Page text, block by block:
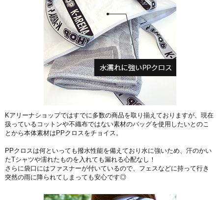
Kアリーナショップではすでに多数の商品を取り揃えておりますが、現在
扱っているコットンや不織布ではない素材のバッグを使用したいとのこ
とから本体素材はPPクロスをチョイス。
PPクロスは何といっても撥水性能を備えており水に強いため、汗のかい
たTシャツや濡れたものを入れても漏れる心配なし！
さらに袋口にはファスナーが付いているので、フェスなどに持って行き
突然の雨に降られてしまっても安心です◎